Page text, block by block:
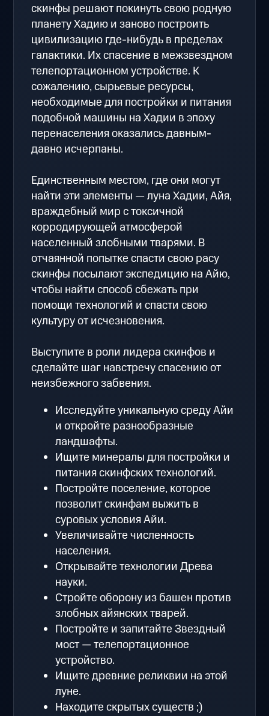
скинфы решают покинуть свою родную
планету Хадию и заново построить
цивилизацию где-нибудь в пределах
галактики. Их спасение в межзвездном
телепортационном устройстве. К
сожалению, сырьевые ресурсы,
необходимые для постройки и питания
подобной машины на Хадии в эпоху
перенаселения оказались давным-
давно исчерпаны.
Единственным местом, где они могут
найти эти элементы — луна Хадии, Айя,
враждебный мир с токсичной
корродирующей атмосферой
населенный злобными тварями. В
отчаянной попытке спасти свою расу
скинфы посылают экспедицию на Айю,
чтобы найти способ сбежать при
помощи технологий и спасти свою
культуру от исчезновения.
Выступите в роли лидера скинфов и
сделайте шаг навстречу спасению от
неизбежного забвения.
Исследуйте уникальную среду Айи
и откройте разнообразные
ландшафты.
Ищите минералы для постройки и
питания скинфских технологий.
Постройте поселение, которое
позволит скинфам выжить в
суровых условия Айи.
Увеличивайте численность
населения.
Открывайте технологии Древа
науки.
Стройте оборону из башен против
злобных айянских тварей.
Постройте и запитайте Звездный
мост — телепортационное
устройство.
Ищите древние реликвии на этой
луне.
Находите скрытых существ ;)